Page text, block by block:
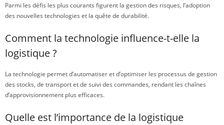
Parmi les défis les plus courants figurent la gestion des risques, l’adoption
des nouvelles technologies et la quête de durabilité.
Comment la technologie influence-t-elle la
logistique ?
La technologie permet d’automatiser et d’optimiser les processus de gestion
des stocks, de transport et de suivi des commandes, rendant les chaînes
d’approvisionnement plus efficaces.
Quelle est l’importance de la logistique